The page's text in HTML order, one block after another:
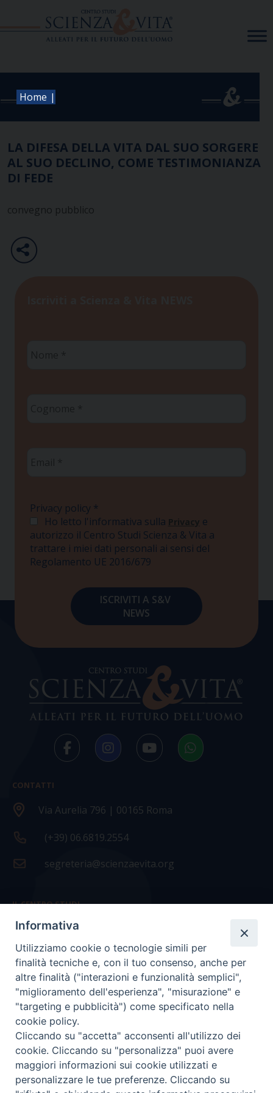
Home |
LA DIFESA DELLA VITA DAL SUO SORGERE
AL SUO DECLINO, COME TESTIMONIANZA
DI FEDE
convegno pubblico
Privacy policy *
Ho letto l'informativa sulla Privacy e
autorizzo il Centro Studi Scienza & Vita a
trattare i miei dati personali ai sensi del
Regolamento UE 2016/679
CONTATTI
Via Aurelia 796 | 00165 Roma
(+39) 06.6819.2554
segreteria@scienzaevita.org
IL CENTRO STUDI
La nostra storia
Statuto
Presidenza e ufficio presidenza
Consiglio scientifico
Coordinamento nazionale
Informativa
Utilizziamo cookie o tecnologie simili per
finalità tecniche e, con il tuo consenso, anche per
altre finalità ("interazioni e funzionalità semplici",
"miglioramento dell'esperienza", "misurazione" e
"targeting e pubblicità") come specificato nella
cookie policy.
Cliccando su "accetta" acconsenti all'utilizzo dei
cookie. Cliccando su "personalizza" puoi avere
maggiori informazioni sui cookie utilizzati e
personalizzare le tue preferenze. Cliccando su